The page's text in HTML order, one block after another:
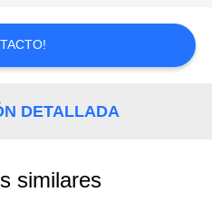
DETALLADA
similares